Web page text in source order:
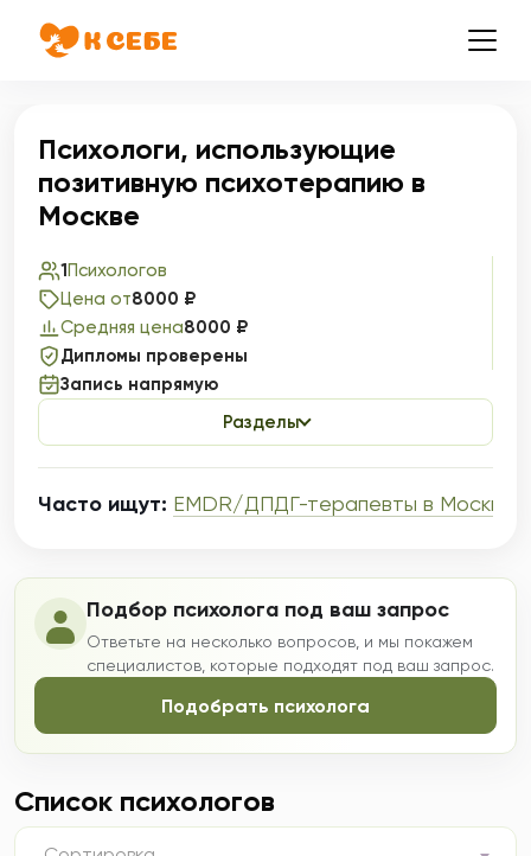
Психологи, использующие
позитивную психотерапию в
Москве
1Психологов
Цена от8000 ₽
Средняя цена8000 ₽
Дипломы проверены
Запись напрямую
Разделы
Часто ищут: EMDR/ДПДГ-терапевты в Москве
Подбор психолога под ваш запрос
Ответьте на несколько вопросов, и мы покажем
специалистов, которые подходят под ваш запрос.
Подобрать психолога
Список психологов